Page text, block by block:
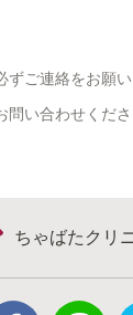
ずご連絡をお願
い合わせくださ
ちゃばたクリ